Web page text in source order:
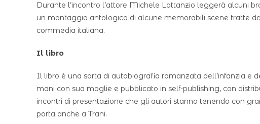
Durante l’incontro l’attore Michele Lattanzio leggerà alcuni
un montaggio antologico di alcune memorabili scene tratte
commedia italiana.
Il libro
Il libro è una sorta di autobiografia romanzata dell’infanzia e
mani con sua moglie e pubblicato in self-publishing, con
incontri di presentazione che gli autori stanno tenendo con
porta anche a Trani.